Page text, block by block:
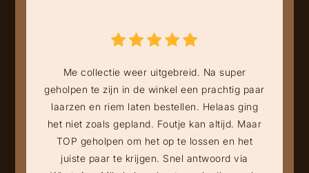
Me collectie weer uitgebreid. Na super
geholpen te zijn in de winkel een prachtig paar
laarzen en riem laten bestellen. Helaas ging
het niet zoals gepland. Foutje kan altijd. Maar
TOP geholpen om het op te lossen en het
juiste paar te krijgen. Snel antwoord via